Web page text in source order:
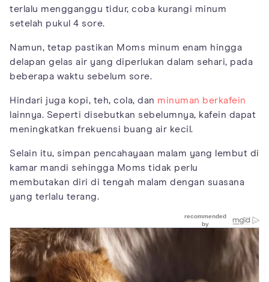
terlalu mengganggu tidur, coba kurangi minum
setelah pukul 4 sore.
Namun, tetap pastikan Moms minum enam hingga
delapan gelas air yang diperlukan dalam sehari, pada
beberapa waktu sebelum sore.
Hindari juga kopi, teh, cola, dan minuman berkafein
lainnya. Seperti disebutkan sebelumnya, kafein dapat
meningkatkan frekuensi buang air kecil.
Selain itu, simpan pencahayaan malam yang lembut di
kamar mandi sehingga Moms tidak perlu
membutakan diri di tengah malam dengan suasana
yang terlalu terang.